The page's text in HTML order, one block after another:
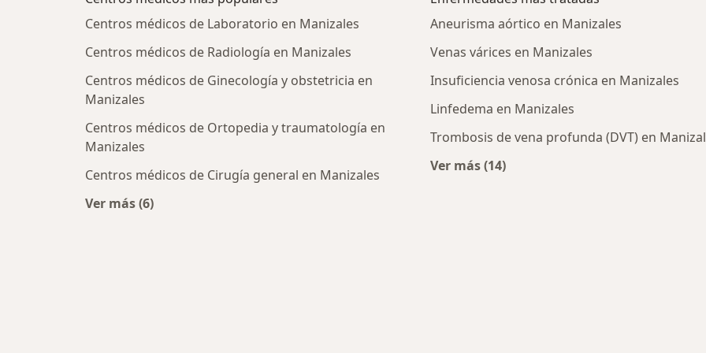
Centros médicos de Laboratorio en Manizales
Centros médicos de Radiología en Manizales
Centros médicos de Ginecología y obstetricia en
Manizales
Centros médicos de Ortopedia y traumatología en
Manizales
Centros médicos de Cirugía general en Manizales
Ver más (6)
Aneurisma aórtico en Manizales
Venas várices en Manizales
Insuficiencia venosa crónica en Manizales
Linfedema en Manizales
Trombosis de vena profunda (DVT) en
Ver más (14)